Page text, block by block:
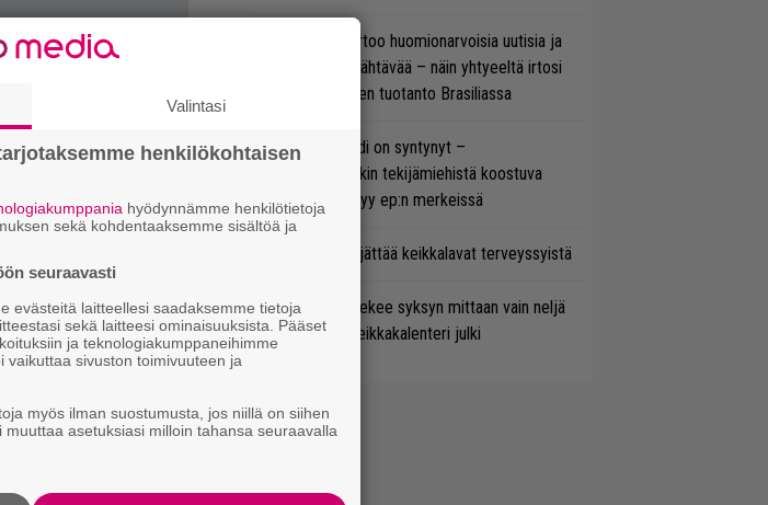
Linkin Park kertoo huomionarvoisia uutisia ja
tarjoaa uutta nähtävää – näin yhtyeeltä irtosi
Meteora-aikojen tuotanto Brasiliassa
Uusi superbändi on syntynyt –
Vaihtoehtorockin tekijämiehistä koostuva
ryhmä esittäytyy ep:n merkeissä
Glenn Hughes jättää keikkalavat terveyssyistä
Jarkko Ahola tekee syksyn mittaan vain neljä
konserttia – keikkakalenteri julki
Valintasi
henkilökohtaisen
hyödynnämme henkilötietoja
sekä kohdentaaksemme sisältöä ja
seuraavasti
evästeitä laitteellesi saadaksemme tietoja
sekä laitteesi ominaisuuksista. Pääset
ja teknologiakumppaneihimme
vaikuttaa sivuston toimivuuteen ja
myös ilman suostumusta, jos niillä on siihen
asetuksiasi milloin tahansa seuraavalla